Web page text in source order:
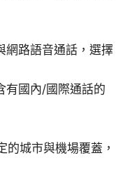
網路語音通話，選擇
有國內/國際通話的
的城市與機場覆蓋，